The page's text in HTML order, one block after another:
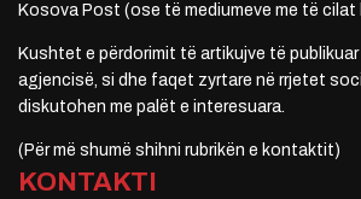
Kosova Post (ose të mediumeve me të cilat
Kushtet e përdorimit të artikujve të publikuar
agjencisë, si dhe faqet zyrtare në rrjetet
diskutohen me palët e interesuara.
(Për më shumë shihni rubrikën e kontaktit)
KONTAKTI